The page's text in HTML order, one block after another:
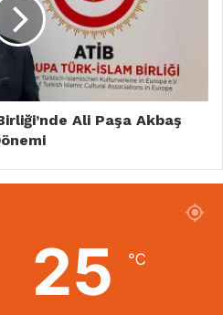
Ali Paşa Akbaş
25 ℃